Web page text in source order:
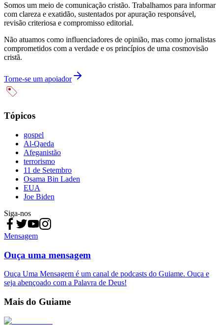
Somos um meio de comunicação cristão. Trabalhamos para informar
com clareza e exatidão, sustentados por apuração responsável,
revisão criteriosa e compromisso editorial.
Não atuamos como influenciadores de opinião, mas como jornalistas
comprometidos com a verdade e os princípios de uma cosmovisão
cristã.
Torne-se um apoiador
Tópicos
gospel
Al-Qaeda
Afeganistão
terrorismo
11 de Setembro
Osama Bin Laden
EUA
Joe Biden
Siga-nos
Mensagem
Ouça uma mensagem
Ouça Uma Mensagem é um canal de podcasts do Guiame. Ouça e
seja abençoado com a Palavra de Deus!
Mais do Guiame